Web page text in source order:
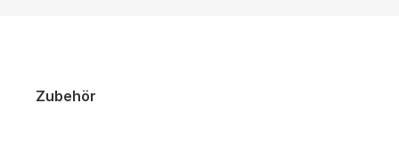
Zubehör